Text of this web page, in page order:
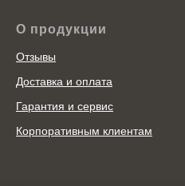
О продукции
Отзывы
Доставка и оплата
Гарантия и сервис
Корпоративным клиентам